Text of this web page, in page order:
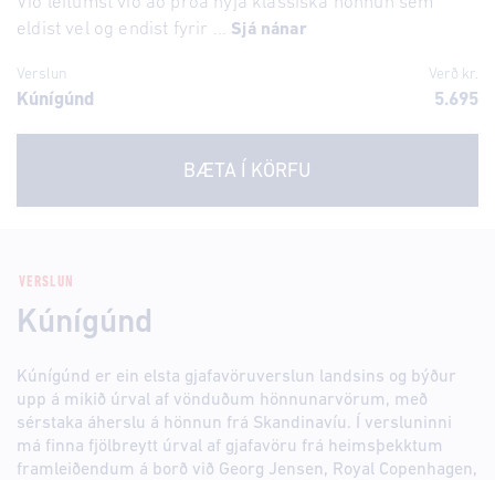
eldist vel og endist fyrir ... Sjá nánar
Verslun Verð kr.
Kúnígúnd 5.695
BÆTA Í KÖRFU
VERSLUN
Kúnígúnd
Kúnígúnd er ein elsta gjafavöruverslun landsins og býður
upp á mikið úrval af vönduðum hönnunarvörum, með
sérstaka áherslu á hönnun frá Skandinavíu. Í versluninni
má finna fjölbreytt úrval af gjafavöru frá heimsþekktum
framleiðendum á borð við Georg Jensen, Royal Copenhagen,